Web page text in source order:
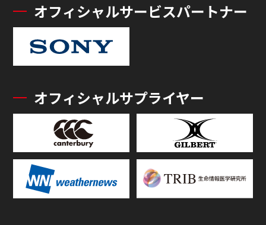
オフィシャルサービスパートナー
オフィシャルサプライヤー